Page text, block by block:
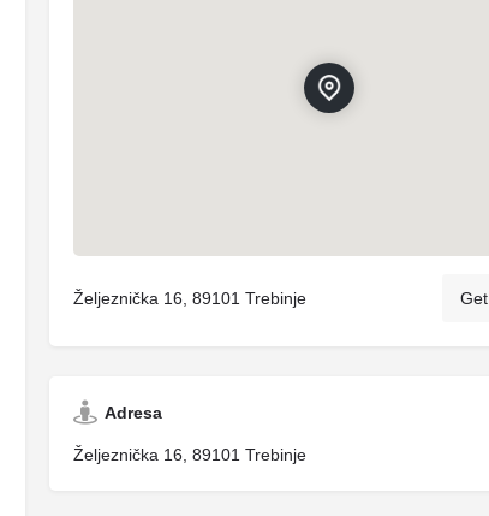
Željeznička 16, 89101 Trebinje
Adresa
Željeznička 16, 89101 Trebinje